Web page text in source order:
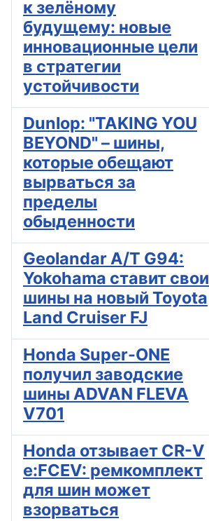
к зелёному
будущему: новые
инновационные цели
в стратегии
устойчивости
Dunlop: "TAKING YOU
BEYOND" – шины,
которые обещают
вырваться за
пределы
обыденности
Geolandar A/T G94:
Yokohama ставит свои
шины на новый Toyota
Land Cruiser FJ
Honda Super-ONE
получил заводские
шины ADVAN FLEVA
V701
Honda отзывает CR-V
e:FCEV: ремкомплект
для шин может
взорваться